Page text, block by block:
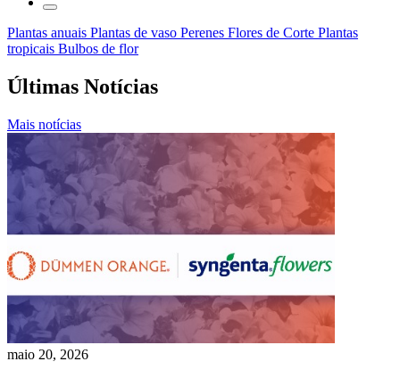
Plantas anuais Plantas de vaso Perenes Flores de Corte Plantas
tropicais Bulbos de flor
Últimas Notícias
Mais notícias
maio 20, 2026